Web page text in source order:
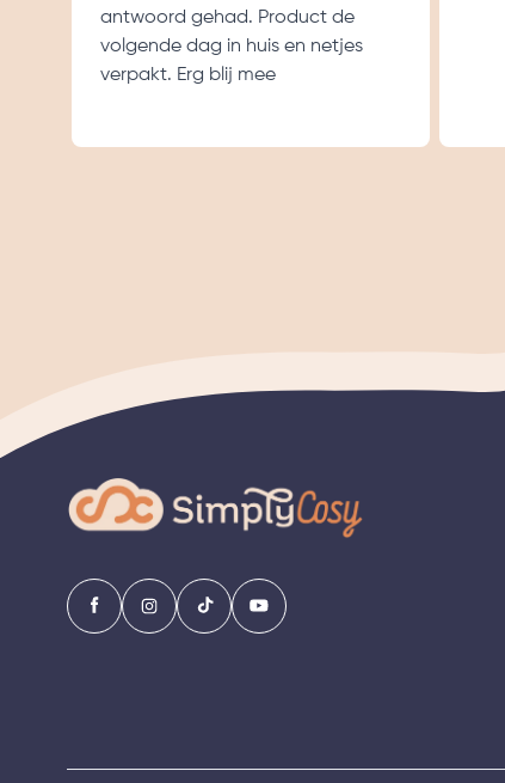
antwoord gehad. Product de
volgende dag in huis en netjes
verpakt. Erg blij mee